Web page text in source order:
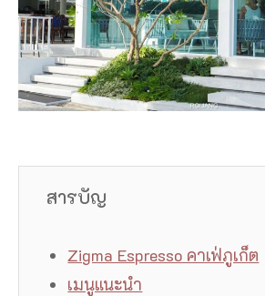
สารบัญ
Zigma Espresso คาเฟ่ภูเก็ต
เมนูแนะนำ